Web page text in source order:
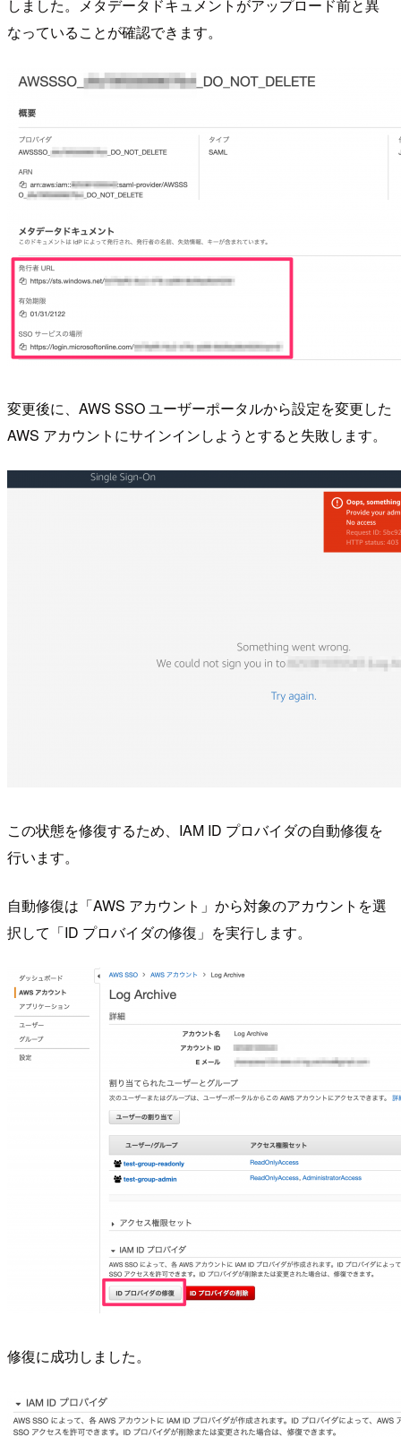
しました。メタデータドキュメントがアップロード前と異
なっていることが確認できます。
変更後に、AWS SSO ユーザーポータルから設定を変更した
AWS アカウントにサインインしようとすると失敗します。
この状態を修復するため、IAM ID プロバイダの自動修復を
行います。
自動修復は「AWS アカウント」から対象のアカウントを選
択して「ID プロバイダの修復」を実行します。
修復に成功しました。